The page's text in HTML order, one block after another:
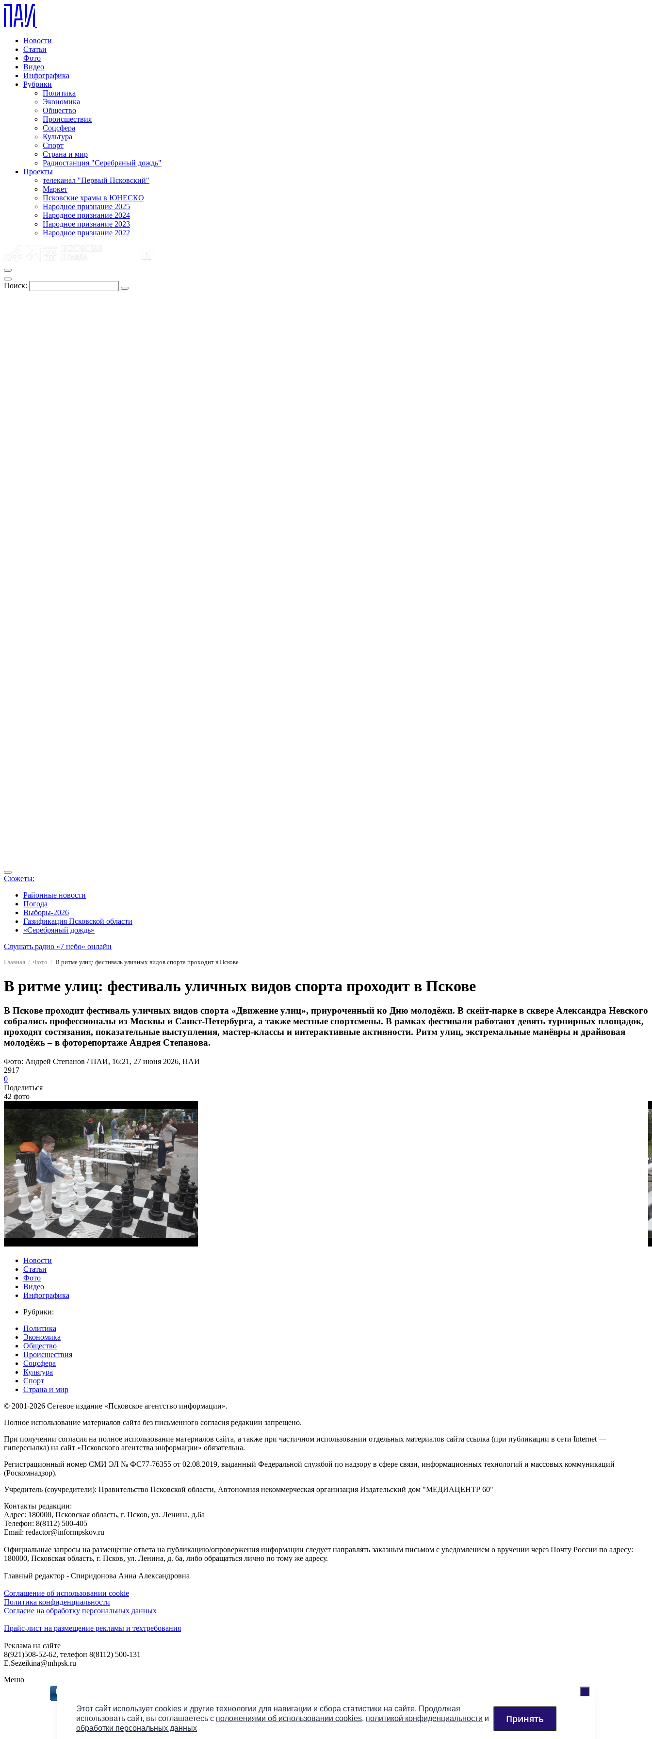
Новости
Статьи
Фото
Видео
Инфографика
Рубрики
Политика
Экономика
Общество
Происшествия
Соцсфера
Культура
Спорт
Страна и мир
Радиостанция "Серебряный дождь"
Проекты
телеканал "Первый Псковский"
Маркет
Псковские храмы в ЮНЕСКО
Народное признание 2025
Народное признание 2024
Народное признание 2023
Народное признание 2022
Поиск:
Сюжеты:
Районные новости
Погода
Выборы-2026
Газификация Псковской области
«Серебряный дождь»
Слушать радио «7 небо» онлайн
Этот сайт использует cookies и другие технологии для навигации и сбора статистики на сайте. Продолжая
использовать сайт, вы соглашаетесь с положениями об использовании cookies, политикой конфиденциальности и
обработки персональных данных
Принять
Главная Фото В ритме улиц: фестиваль уличных видов спорта проходит в Пскове
В ритме улиц: фестиваль уличных видов спорта проходит в Пскове
В Пскове проходит фестиваль уличных видов спорта «Движение улиц», приуроченный ко Дню молодёжи. В скейт-парке в сквере Александра Невского
собрались профессионалы из Москвы и Санкт-Петербурга, а также местные спортсмены. В рамках фестиваля работают девять турнирных площадок,
проходят состязания, показательные выступления, мастер-классы и интерактивные активности. Ритм улиц, экстремальные манёвры и драйвовая
молодёжь – в фоторепортаже Андрея Степанова.
Фото: Андрей Степанов / ПАИ, 16:21, 27 июня 2026, ПАИ
2917
0
Поделиться
42 фото
Новости
Статьи
Фото
Видео
Инфографика
Рубрики:
Политика
Экономика
Общество
Происшествия
Соцсфера
Культура
Спорт
Страна и мир
© 2001-2026 Сетевое издание «Псковское агентство информации».
Полное использование материалов сайта без письменного согласия редакции запрещено.
При получении согласия на полное использование материалов сайта, а также при частичном использовании отдельных материалов сайта ссылка (при публикации в сети Internet —
гиперссылка) на сайт «Псковского агентства информации» обязательна.
Регистрационный номер СМИ ЭЛ № ФС77-76355 от 02.08.2019, выданный Федеральной службой по надзору в сфере связи, информационных технологий и массовых коммуникаций
(Роскомнадзор).
Учредитель (соучредители): Правительство Псковской области, Автономная некоммерческая организация Издательский дом "МЕДИАЦЕНТР 60"
Контакты редакции:
Адреc: 180000, Псковская область, г. Псков, ул. Ленина, д.6а
Телефон: 8(8112) 500-405
Email: redactor@informpskov.ru
Официальные запросы на размещение ответа на публикацию/опровержения информации следует направлять заказным письмом с уведомлением о вручении через Почту России по адресу:
180000, Псковская область, г. Псков, ул. Ленина, д. 6а, либо обращаться лично по тому же адресу.
Главный редактор - Спиридонова Анна Александровна
Соглашение об использовании cookie
Политика конфиденциальности
Согласие на обработку персональных данных
Прайс-лист на размещение рекламы и техтребования
Реклама на сайте
8(921)508-52-62, телефон 8(8112) 500-131
E.Sezeikina@mhpsk.ru
Меню
Слушать радио «7 небо» онлайн